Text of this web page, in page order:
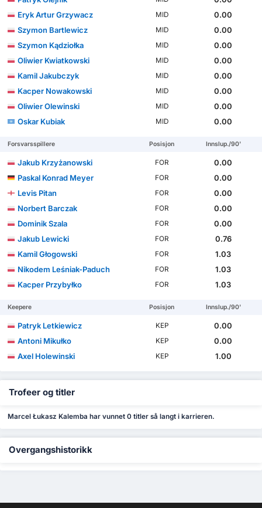
Eryk Artur Grzywacz
MID
0.00
Szymon Bartlewicz
MID
0.00
Szymon Kądziołka
MID
0.00
Oliwier Kwiatkowski
MID
0.00
Kamil Jakubczyk
MID
0.00
Kacper Nowakowski
MID
0.00
Oliwier Olewinski
MID
0.00
Oskar Kubiak
MID 0.00
Forsvarsspillere Posisjon Innslup./90'
Jakub Krzyżanowski FOR
0.00
Paskal Konrad Meyer
FOR
0.00
Levis Pitan
FOR
0.00
Norbert Barczak
FOR
0.00
Dominik Szala
FOR
0.00
Jakub Lewicki
FOR
0.76
Kamil Głogowski
FOR
1.03
Nikodem Leśniak-Paduch
FOR
1.03
Kacper Przybyłko
FOR 1.03
Keepere Posisjon Innslup./90'
Patryk Letkiewicz KEP
0.00
Antoni Mikułko
KEP
0.00
Axel Holewinski
KEP 1.00
Trofeer og titler
Marcel Łukasz Kalemba har vunnet 0 titler så langt i karrieren.
Overgangshistorikk